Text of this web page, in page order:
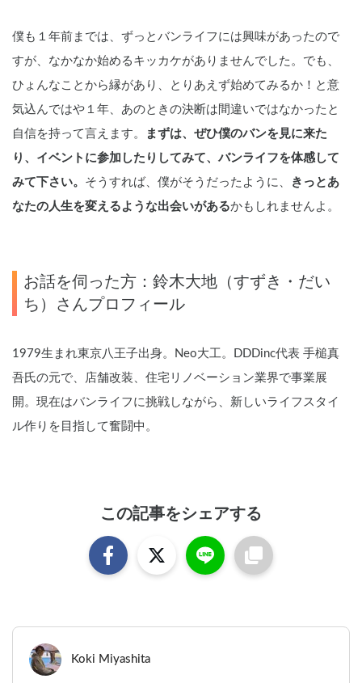
僕も１年前までは、ずっとバンライフには興味があったので
すが、なかなか始めるキッカケがありませんでした。でも、
ひょんなことから縁があり、とりあえず始めてみるか！と意
気込んではや１年、あのときの決断は間違いではなかったと
自信を持って言えます。
まずは、ぜひ僕のバンを見に来た
り、イベントに参加したりしてみて、バンライフを体感して
みて下さい。 そうすれば、僕がそうだったように、
きっとあ
なたの人生を変えるような出会いがあるかもしれませんよ。
お話を伺った方：鈴木大地（すずき・だい
ち）さんプロフィール
1979生まれ東京八王子出身。Neo大工。DDDinc代表 手槌真
吾氏の元で、店舗改装、住宅リノベーション業界で事業展
開。現在はバンライフに挑戦しながら、新しいライフスタイ
ル作りを目指して奮闘中。
この記事をシェアする
Koki Miyashita